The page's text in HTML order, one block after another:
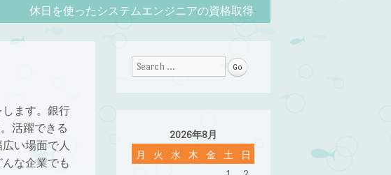
休日を使ったシステムエンジニアの資格取得
ます。銀行
活躍できる
い場面で人
な企業でも
Search
2026年8月
月 火 水 木 金 土 日